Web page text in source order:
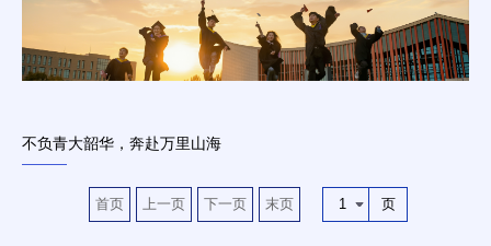
不负青大韶华，奔赴万里山海
首页 上一页 下一页 末页 1 页